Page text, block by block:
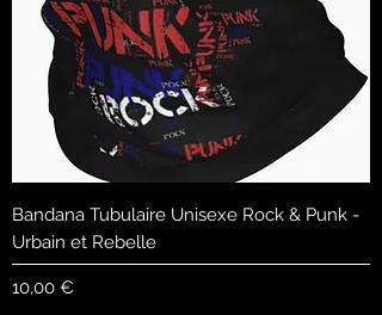
Bandana Tubulaire Unisexe Rock & Punk -
Urbain et Rebelle
Prix
10,00 €